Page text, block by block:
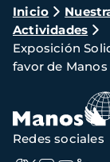
Ruta
de
Inicio
Actividades
Exposición
favor de
Redes sociales